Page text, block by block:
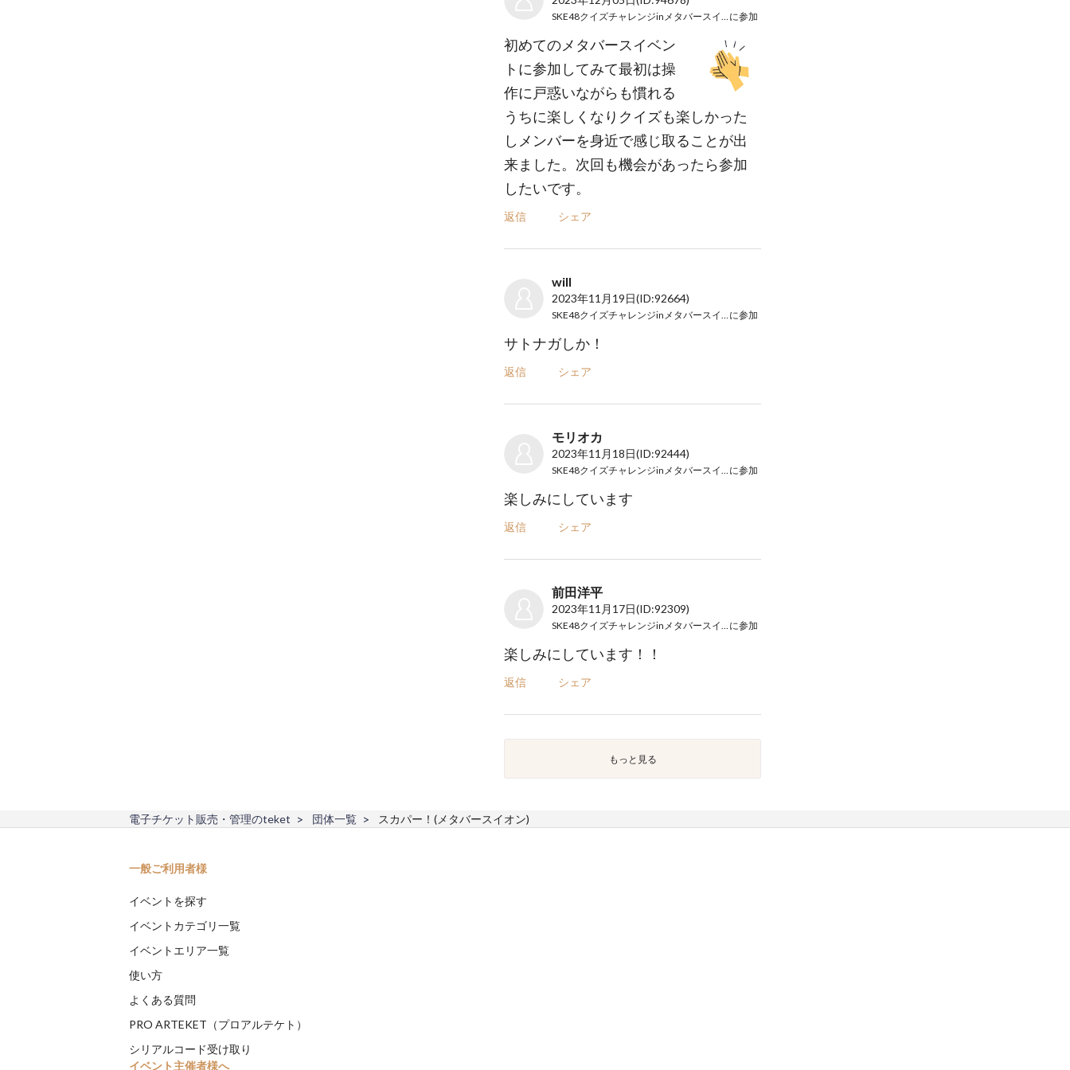
SKE48クイズチャレンジinメタバースイオン に参加
初めてのメタバースイベン
トに参加してみて最初は操
作に戸惑いながらも慣れる
うちに楽しくなりクイズも楽しかった
しメンバーを身近で感じ取ることが出
来ました。次回も機会があったら参加
したいです。
返信 シェア
will
2023年11月19日(ID:92664)
SKE48クイズチャレンジinメタバースイオン に参加
サトナガしか！
返信 シェア
モリオカ
2023年11月18日(ID:92444)
SKE48クイズチャレンジinメタバースイオン に参加
楽しみにしています
返信 シェア
前田洋平
2023年11月17日(ID:92309)
SKE48クイズチャレンジinメタバースイオン に参加
楽しみにしています！！
返信 シェア
もっと見る
電子チケット販売・管理のteket 団体一覧 スカパー！(メタバースイオン)
一般ご利用者様
イベントを探す
イベントカテゴリ一覧
イベントエリア一覧
使い方
よくある質問
PRO ARTEKET（プロアルテケト）
シリアルコード受け取り
イベント主催者様へ